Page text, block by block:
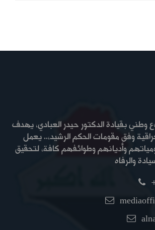
وطني بقيادة الدكتور حيدر العبادي، يهدف
وفق مقومات الحكم الرشيد،.. يعمل
وأديانهم وطوائفهم كافة، لتحقيق